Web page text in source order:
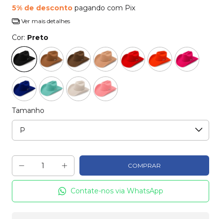
5% de desconto pagando com Pix
Ver mais detalhes
Cor: Preto
Tamanho
Contate-nos via WhatsApp